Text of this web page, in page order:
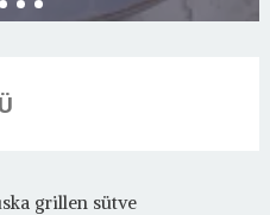
grillen sütve